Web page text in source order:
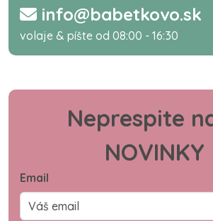
info@babetkovo.sk
volaje & píšte od 08:00 - 16:30
Neprespite
NOVINKY
Email